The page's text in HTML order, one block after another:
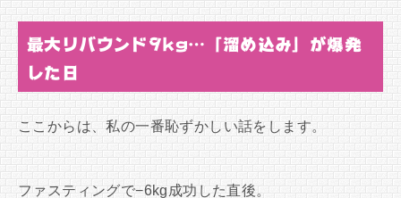
最大リバウンド9kg…「溜め込み」が爆発
した日
ここからは、私の一番恥ずかしい話をします。
ファスティングで−6kg成功した直後。